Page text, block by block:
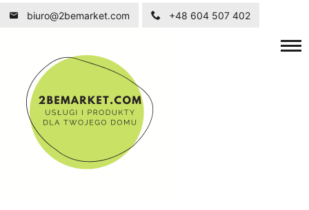
biuro@2bemarket.com +48 604 507 402